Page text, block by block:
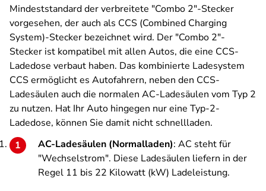
Mindeststandard der verbreitete "Combo 2"-Stecker
vorgesehen, der auch als CCS (Combined Charging
System)-Stecker bezeichnet wird. Der "Combo 2"-
Stecker ist kompatibel mit allen Autos, die eine CCS-
Ladedose verbaut haben. Das kombinierte Ladesystem
CCS ermöglicht es Autofahrern, neben den CCS-
Ladesäulen auch die normalen AC-Ladesäulen vom Typ 2
zu nutzen. Hat Ihr Auto hingegen nur eine Typ-2-
Ladedose, können Sie damit nicht schnellladen.
AC-Ladesäulen (Normalladen): AC steht für
"Wechselstrom". Diese Ladesäulen liefern in der
Regel 11 bis 22 Kilowatt (kW) Ladeleistung.